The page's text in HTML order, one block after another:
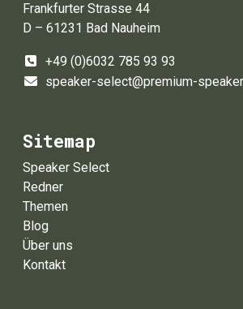
Frankfurter Strasse 44
D – 61231 Bad Nauheim
+49 (0)6032 785 93 93
speaker-select@premium-
Sitemap
Speaker Select
Redner
Themen
Blog
Über uns
Kontakt